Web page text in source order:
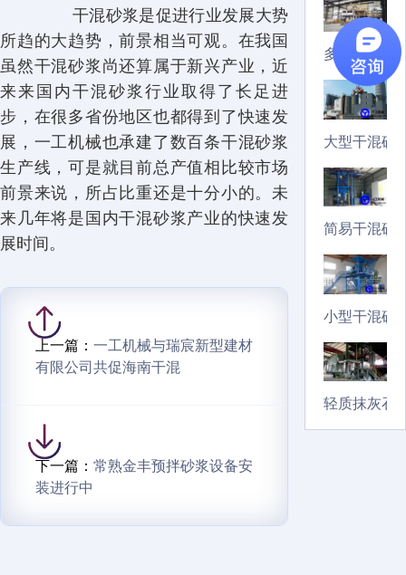
干混砂浆是促进行业发展大势
所趋的大趋势，前景相当可观。在我国
虽然干混砂浆尚还算属于新兴产业，近
来来国内干混砂浆行业取得了长足进
步，在很多省份地区也都得到了快速发
展，一工机械也承建了数百条干混砂浆
生产线，可是就目前总产值相比较市场
前景来说，所占比重还是十分小的。未
来几年将是国内干混砂浆产业的快速发
展时间。
上一篇： 一工机械与瑞宸新型建材
有限公司共促海南干混
下一篇： 常熟金丰预拌砂浆设备安
装进行中
多品种砂浆
大型干混砂
简易干混砂
小型干混砂
轻质抹灰石